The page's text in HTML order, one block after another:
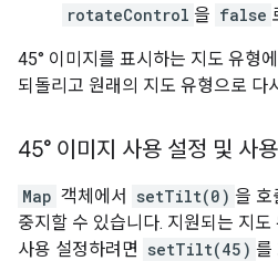
rotateControl 을 false
45° 이미지를 표시하는 지도 유형
되돌리고 원래의 지도 유형으로 다
45° 이미지 사용 설정 및 사
Map 객체에서 setTilt(0) 을 호
중지할 수 있습니다. 지원되는 지
사용 설정하려면 setTilt(45) 를